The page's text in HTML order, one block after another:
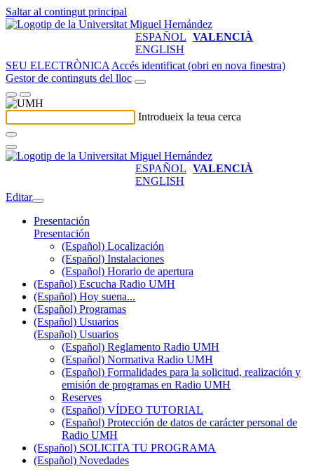
Saltar al contingut principal
ESPAÑOL VALENCIÀ
ENGLISH
SEU ELECTRÒNICA Accés identificat (obri en nova finestra)
Gestor de continguts del lloc
Introdueix la teua cerca
ESPAÑOL VALENCIÀ
ENGLISH
Editar
Presentación
Presentación
(Español) Localización
(Español) Instalaciones
(Español) Horario de apertura
(Español) Escucha Radio UMH
(Español) Hoy suena...
(Español) Programas
(Español) Usuarios
(Español) Usuarios
(Español) Reglamento Radio UMH
(Español) Normativa Radio UMH
(Español) Formalidades para la solicitud, realización y
emisión de programas en Radio UMH
Reserves
(Español) VÍDEO TUTORIAL
(Español) Protección de datos de carácter personal de
Radio UMH
(Español) SOLICITA TU PROGRAMA
(Español) Novedades